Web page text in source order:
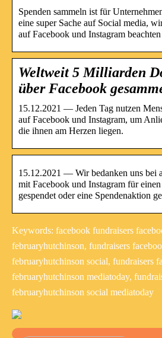
Spenden sammeln ist für
eine super Sache auf Social media,
auf Facebook und Instagram beachten
Weltweit 5 Milliarden
über Facebook
15.12.2021 — Jeden Tag nutzen
auf Facebook und Instagram, um
die ihnen am Herzen liegen.
15.12.2021 — Wir bedanken uns bei
mit Facebook und Instagram für
gespendet oder eine Spendenaktion
Keywords: facebook fundraisers
februaryhutchinson, fundraisers
februaryhutchinson social, fundraisers
februaryhutchinson mediatoday,
februaryhutchinson social mediatoday